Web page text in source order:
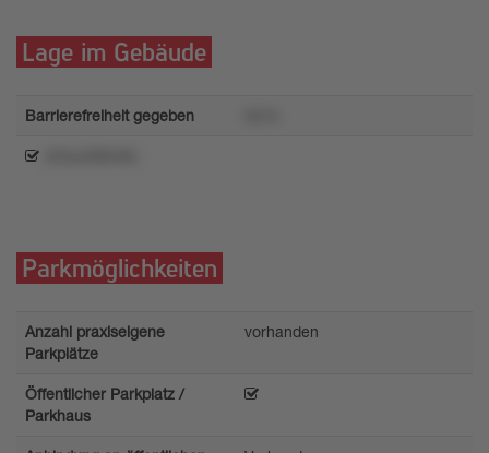
Lage im Gebäude
Barrierefreiheit gegeben
Parkmöglichkeiten
Anzahl praxiseigene
Parkplätze
vorhanden
Öffentlicher Parkplatz /
Parkhaus